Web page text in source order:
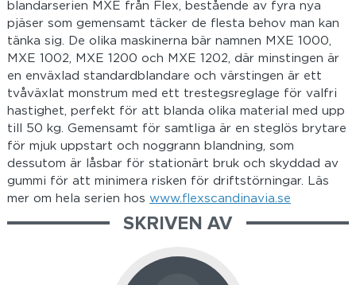
blandarserien MXE från Flex, bestående av fyra nya
pjäser som gemensamt täcker de flesta behov man kan
tänka sig. De olika maskinerna bär namnen MXE 1000,
MXE 1002, MXE 1200 och MXE 1202, där minstingen är
en enväxlad standardblandare och värstingen är ett
tvåväxlat monstrum med ett trestegsreglage för valfri
hastighet, perfekt för att blanda olika material med upp
till 50 kg. Gemensamt för samtliga är en steglös brytare
för mjuk uppstart och noggrann blandning, som
dessutom är låsbar för stationärt bruk och skyddad av
gummi för att minimera risken för driftstörningar. Läs
mer om hela serien hos www.flexscandinavia.se
SKRIVEN AV